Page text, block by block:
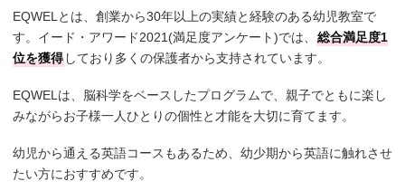
EQWELとは、創業から30年以上の実績と経験のある幼児教室で
す。イード・アワード2021(満足度アンケート)では、 総合満足度1
位を獲得 しており多くの保護者から支持されています。
EQWELは、脳科学をベースしたプログラムで、親子でともに楽し
みながらお子様一人ひとりの個性と才能を大切に育てます。
幼児から通える英語コースもあるため、幼少期から英語に触れさせ
たい方におすすめです。